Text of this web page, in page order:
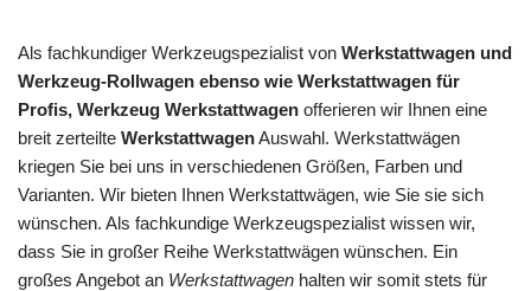
Als fachkundiger Werkzeugspezialist von Werkstattwagen und
Werkzeug-Rollwagen ebenso wie Werkstattwagen für
Profis, Werkzeug Werkstattwagen offerieren wir Ihnen eine
breit zerteilte WerkstattwagenAuswahl. Werkstattwägen
kriegen Sie bei uns in verschiedenen Größen, Farben und
Varianten. Wir bieten Ihnen Werkstattwägen, wie Sie sie sich
wünschen. Als fachkundige Werkzeugspezialist wissen wir,
dass Sie in großer Reihe Werkstattwägen wünschen. Ein
großes Angebot an Werkstattwagen halten wir somit stets für